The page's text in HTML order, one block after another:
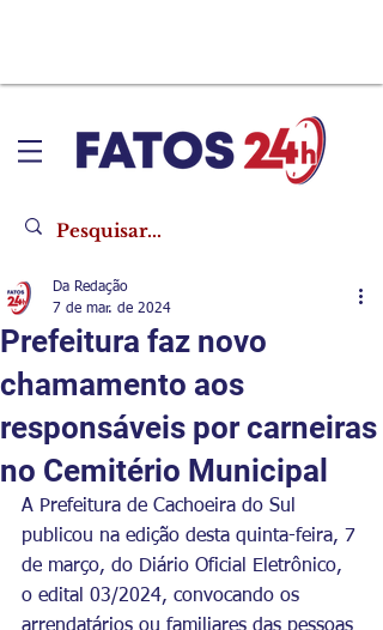
Prefeitura faz novo
chamamento aos
responsáveis por carneiras
no Cemitério Municipal
Da Redação
7 de mar. de 2024
A Prefeitura de Cachoeira do Sul
publicou na edição desta quinta-feira, 7
de março, do Diário Oficial Eletrônico,
o edital 03/2024, convocando os